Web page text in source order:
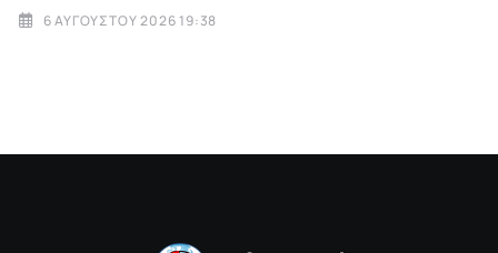
6 ΑΥΓΟΎΣΤΟΥ 2026 19:38